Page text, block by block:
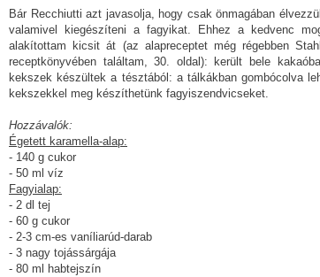
Bár Recchiutti azt javasolja, hogy csak önmagában
valamivel kiegészíteni a fagyikat. Ehhez a kedvenc
alakítottam kicsit át (az alapreceptet még régebben
receptkönyvében találtam, 30. oldal): került bele
kekszek készültek a tésztából: a tálkákban gombócolva
kekszekkel meg készíthetünk fagyiszendvicseket.
Hozzávalók:
Égetett karamella-alap:
- 140 g cukor
- 50 ml víz
Fagyialap:
- 2 dl tej
- 60 g cukor
- 2-3 cm-es vaníliarúd-darab
- 3 nagy tojássárgája
- 80 ml habtejszín